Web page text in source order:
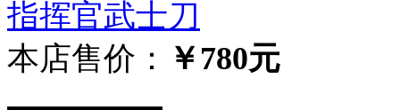
指挥官武士刀
本店售价： ￥780元